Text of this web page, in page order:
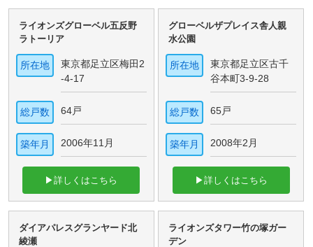
ライオンズグローベル五反野
ラトーリア
所在地
東京都足立区梅田2
-4-17
総戸数 64戸
築年月 2006年11月
▶詳しくはこちら
グローベルザプレイス舎人親
水公園
所在地
東京都足立区古千
谷本町3-9-28
総戸数 65戸
築年月 2008年2月
▶詳しくはこちら
ダイアパレスグランヤード北
綾瀬
ライオンズタワー竹の塚ガー
デン